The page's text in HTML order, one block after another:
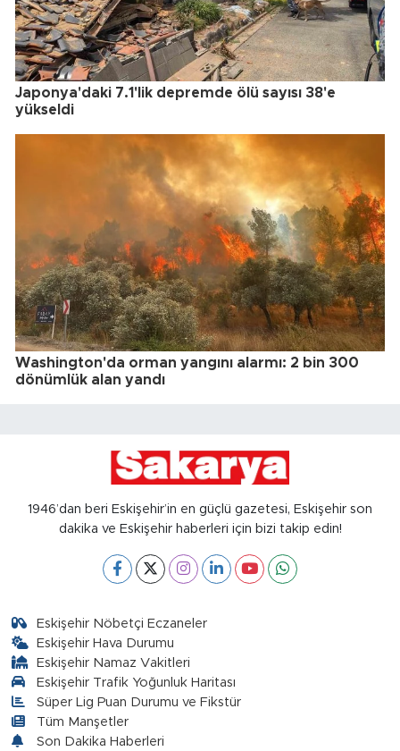
Japonya'daki 7.1'lik depremde ölü sayısı 38'e
yükseldi
Washington'da orman yangını alarmı: 2 bin 300
dönümlük alan yandı
1946’dan beri Eskişehir’in en güçlü gazetesi, Eskişehir son
dakika ve Eskişehir haberleri için bizi takip edin!
Eskişehir Nöbetçi Eczaneler
Eskişehir Hava Durumu
Eskişehir Namaz Vakitleri
Eskişehir Trafik Yoğunluk Haritası
Süper Lig Puan Durumu ve Fikstür
Tüm Manşetler
Son Dakika Haberleri